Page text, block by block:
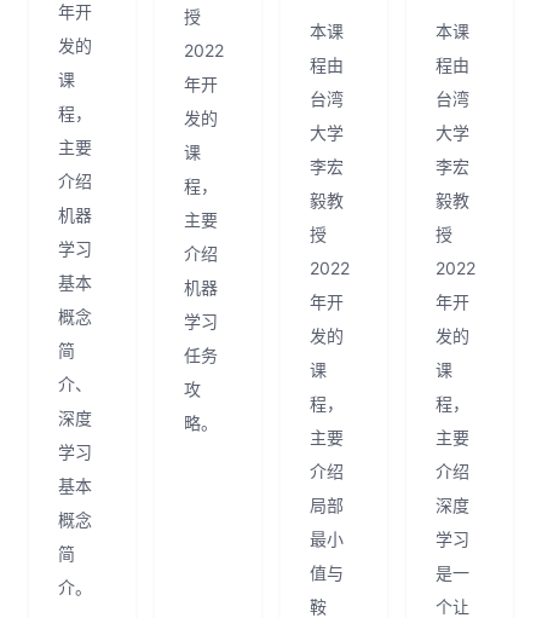
年开
发的
课
程，
主要
介绍
机器
学习
基本
概念
简
介、
深度
学习
基本
概念
简
介。
授
2022
年开
发的
课
程，
主要
介绍
机器
学习
任务
攻
略。
本课
程由
台湾
大学
李宏
毅教
授
2022
年开
发的
课
程，
主要
介绍
局部
最小
值与
鞍
本课
程由
台湾
大学
李宏
毅教
授
2022
年开
发的
课
程，
主要
介绍
深度
学习
是一
个让